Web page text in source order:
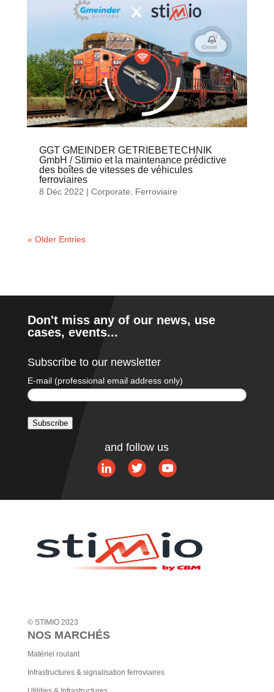
GGT GMEINDER GETRIEBETECHNIK
GmbH / Stimio et la maintenance prédictive
des boîtes de vitesses de véhicules
ferroviaires
8 Déc 2022 | Corporate Ferroviaire
« Older Entries
Don't miss any of our news, use
cases, events...
Subscribe to our newsletter
E-mail (professional email address only)
Subscribe
and follow us
© STIMIO 2023
NOS MARCHÉS
Matériel roulant
Infrastructures & signalisation ferroviaires